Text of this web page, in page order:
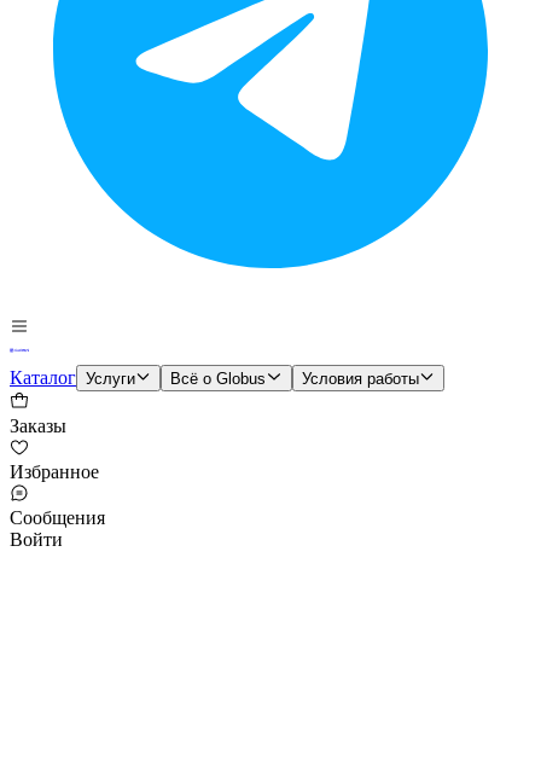
Каталог Услуги Всё о Globus Условия работы
Заказы
Избранное
Сообщения
Войти